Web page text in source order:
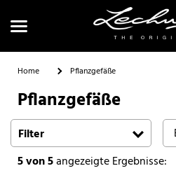
Suchen
Home Pflanzgefäße
Pflanzgefäße
Filter
5von 5angezeigte Ergebnisse: